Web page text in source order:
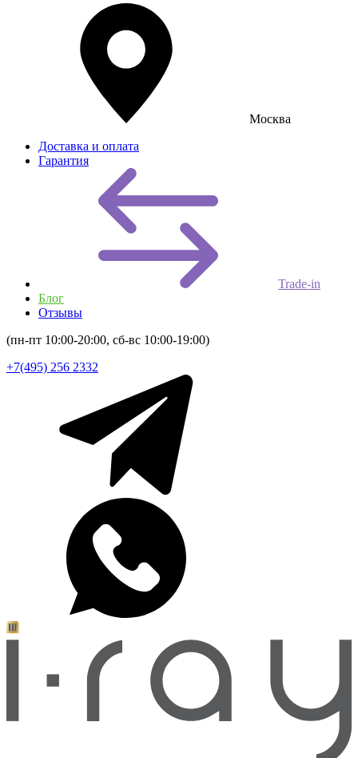
Москва
Доставка и оплата
Гарантия
Trade-in
Блог
Отзывы
(пн-пт 10:00-20:00, сб-вс 10:00-19:00)
+7(495) 256 2332